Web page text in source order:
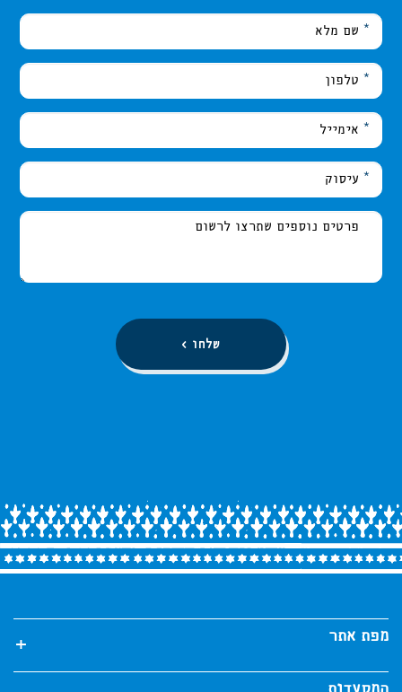
אנא
מלאו
את
טופס
גרקו
מחפשת
שאפתנים
שיצטרפו
למשפחה.
חושבים
מלאו
מפת אתר